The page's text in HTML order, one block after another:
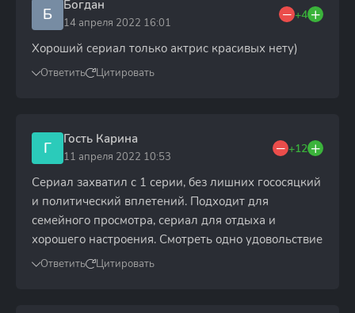
Б Богдан
14 апреля 2022 16:01
+4
Хороший сериал только актрис красивых нету)
Ответить Цитировать
Г Гость Карина
11 апреля 2022 10:53
+12
Сериал захватил с 1 серии, без лишних гососяцкий
и политический вплетений. Подходит для
семейного просмотра, сериал для отдыха и
хорошего настроения. Смотреть одно удовольствие
Ответить Цитировать